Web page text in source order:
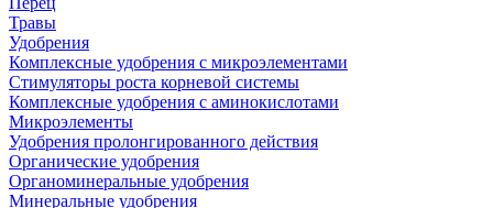
Травы
Удобрения
Комплексные удобрения с микроэлементами
Стимуляторы роста корневой системы
Комплексные удобрения с аминокислотами
Микроэлементы
Удобрения пролонгированного действия
Органические удобрения
Органоминеральные удобрения
Минеральные удобрения